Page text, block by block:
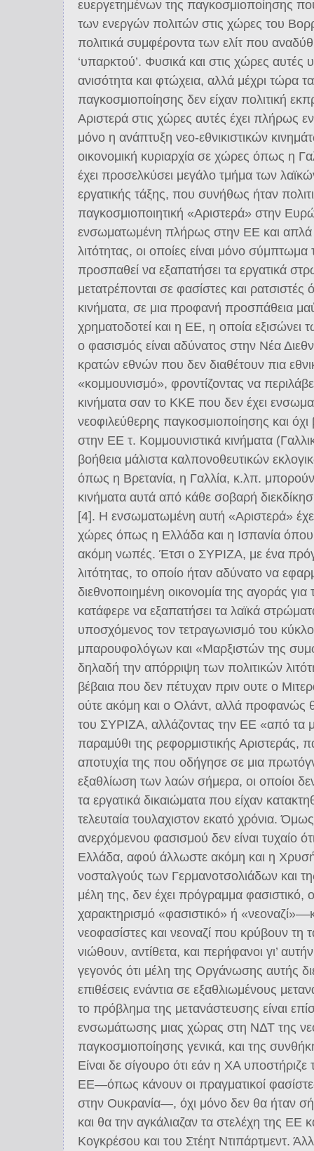
ευεργετημένων της παγκοσμιοποίησης
των ενεργών πολιτών στις χώρες του
πολιτικά συμφέροντα των ελίτ που
‘υπαρκτού’. Φυσικά και στις χώρες αυτές
ανισότητα και φτώχεια, αλλά μέχρι τώρα
παγκοσμιοποίησης δεν είχαν πολιτική
Αριστερά στις χώρες αυτές έχει πλήρως
μόνο η ανάπτυξη νεο-εθνικιστικών
οικονομική κυριαρχία σε χώρες όπως η
έχει προσελκύσει μεγάλο τμήμα των
εργατικής τάξης, που συνήθως ήταν
παγκοσμιοποιητική «Αριστερά» στην
ενσωματωμένη πλήρως στην ΕΕ και απλά
λιτότητας, οι οποίες είναι μόνο
προσπαθεί να εξαπατήσει τα εργατικά
μετατρέπονται σε φασίστες και ρατσιστές
κινήματα, σε μια προφανή προσπάθεια
χρηματοδοτεί και η ΕΕ, η οποία
ο φασισμός είναι αδύνατος στην Νέα
κρατών εθνών που δεν διαθέτουν πια
«κομμουνισμό», φροντίζοντας να
κινήματα σαν το ΚΚΕ που δεν έχει
νεοφιλεύθερης παγκοσμιοποίησης και
στην ΕΕ τ. Κομμουνιστικά κινήματα
βοήθεια μάλιστα καλπονοθευτικών
όπως η Βρετανία, η Γαλλία, κ.λπ. μπορούν
κινήματα αυτά από κάθε σοβαρή
[4]. Η ενσωματωμένη αυτή «Αριστερά»
χώρες όπως η Ελλάδα και η Ισπανία όπου
ακόμη νωπές. Έτσι ο ΣΥΡΙΖΑ, με ένα
λιτότητας, το οποίο ήταν αδύνατο να
διεθνοποιημένη οικονομία της αγοράς
κατάφερε να εξαπατήσει τα λαϊκά
υποσχόμενος τον τετραγωνισμό του
μπαρουφολόγων και «Μαρξιστών της
δηλαδή την απόρριψη των πολιτικών
βέβαια που δεν πέτυχαν πριν ουτε ο
ούτε ακόμη και ο Ολάντ, αλλά προφανώς
του ΣΥΡΙΖΑ, αλλάζοντας την ΕΕ «από τα
παραμύθι της ρεφορμιστικής Αριστεράς,
αποτυχία της που οδήγησε σε μια
εξαθλίωση των λαών σήμερα, οι οποίοι
τα εργατικά δικαιώματα που είχαν
τελευταία τουλαχιστον εκατό χρόνια.
ανερχόμενου φασισμού δεν είναι τυχαίο
Ελλάδα, αφού άλλωστε ακόμη και η
νοσταλγούς των Γερμανοτσολιάδων και
μέλη της, δεν έχει πρόγραμμα φασιστικό,
χαρακτηρισμό «φασιστικό» ή
νεοφασίστες και νεοναζί που κρύβουν τη
νιώθουν, αντίθετα, και περήφανοι γι’
γεγονός ότι μέλη της Οργάνωσης αυτής
επιθέσεις ενάντια σε εξαθλιωμένους
το πρόβλημα της μετανάστευσης είναι
ενσωμάτωσης μιας χώρας στη ΝΔΤ της
παγκοσμιοποίησης γενικά, και της
Είναι δε σίγουρο ότι εάν η ΧΑ
ΕΕ―όπως κάνουν οι πραγματικοί
στην Ουκρανία―, όχι μόνο δεν θα ήταν
και θα την αγκάλιαζαν τα στελέχη της ΕΕ
Κογκρέσου και του Στέητ Ντιπάρτμεντ.